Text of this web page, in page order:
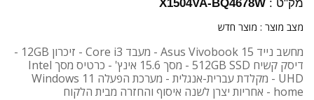
מק"ט : X1504VA-BQ4678W
מצב מוצר : מוצר חדש
מחשב נייד Asus Vivobook 15 - מעבד Core i3 - זיכרון 12GB -
דיסק קשיח 512GB SSD - מסך 15.6 אינץ' - כרטיס מסך Intel
UHD - מקלדת עברית-אנגלית - מערכת הפעלה Windows 11
home - אחריות יצרן לשנה איסוף והחזרה מבית הלקוח